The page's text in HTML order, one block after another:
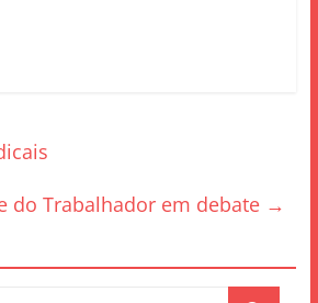
do Trabalhador em debate →